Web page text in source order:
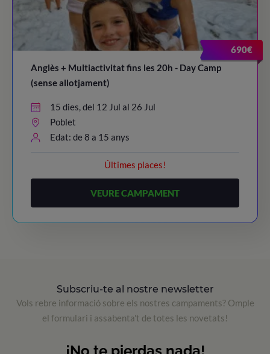
690€
Anglès + Multiactivitat fins les 20h - Day Camp
(sense allotjament)
15 dies, del 12 Jul al 26 Jul
Poblet
Edat: de 8 a 15 anys
Últimes places!
VEURE CAMPAMENT
Subscriu-te al nostre newsletter
Vols rebre informació sobre els nostres campaments? Omple
el formulari i assabenta't de totes les novetats!